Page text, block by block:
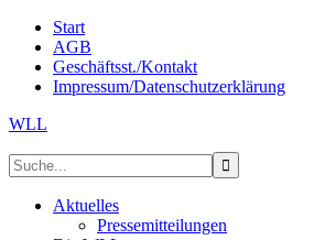
Start
AGB
Geschäftsst./Kontakt
Impressum/Datenschutzerklärung
WLL
Aktuelles
Pressemitteilungen